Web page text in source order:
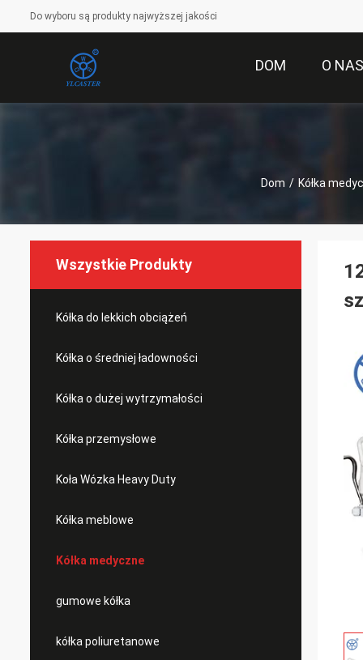
Do wyboru są produkty najwyższej jakości
DOM O NAS
Dom / Kółka
Wszystkie Produkty
Kółka do lekkich obciążeń
Kółka o średniej ładowności
Kółka o dużej wytrzymałości
Kółka przemysłowe
Koła Wózka Heavy Duty
Kółka meblowe
Kółka medyczne
gumowe kółka
kółka poliuretanowe